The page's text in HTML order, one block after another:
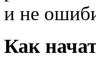
и не
Как